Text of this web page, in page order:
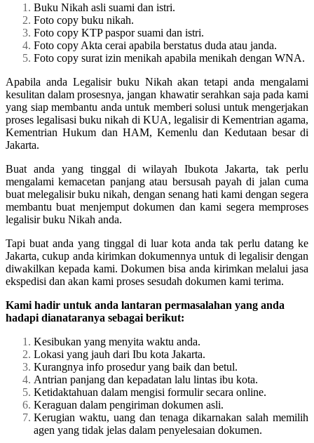
Buku Nikah asli suami dan istri.
Foto copy buku nikah.
Foto copy KTP paspor suami dan istri.
Foto copy Akta cerai apabila berstatus duda atau janda.
Foto copy surat izin menikah apabila menikah dengan WNA.
Apabila anda Legalisir buku Nikah akan tetapi anda mengalami
kesulitan dalam prosesnya, jangan khawatir serahkan saja pada kami
yang siap membantu anda untuk memberi solusi untuk mengerjakan
proses legalisasi buku nikah di KUA, legalisir di Kementrian agama,
Kementrian Hukum dan HAM, Kemenlu dan Kedutaan besar di
Jakarta.
Buat anda yang tinggal di wilayah Ibukota Jakarta, tak perlu
mengalami kemacetan panjang atau bersusah payah di jalan cuma
buat melegalisir buku nikah, dengan senang hati kami dengan segera
membantu buat menjemput dokumen dan kami segera memproses
legalisir buku Nikah anda.
Tapi buat anda yang tinggal di luar kota anda tak perlu datang ke
Jakarta, cukup anda kirimkan dokumennya untuk di legalisir dengan
diwakilkan kepada kami. Dokumen bisa anda kirimkan melalui jasa
ekspedisi dan akan kami proses sesudah dokumen kami terima.
Kami hadir untuk anda lantaran permasalahan yang anda
hadapi dianataranya sebagai berikut:
Kesibukan yang menyita waktu anda.
Lokasi yang jauh dari Ibu kota Jakarta.
Kurangnya info prosedur yang baik dan betul.
Antrian panjang dan kepadatan lalu lintas ibu kota.
Ketidaktahuan dalam mengisi formulir secara online.
Keraguan dalam pengiriman dokumen asli.
Kerugian waktu, uang dan tenaga dikarnakan salah memilih
agen yang tidak jelas dalam penyelesaian dokumen.